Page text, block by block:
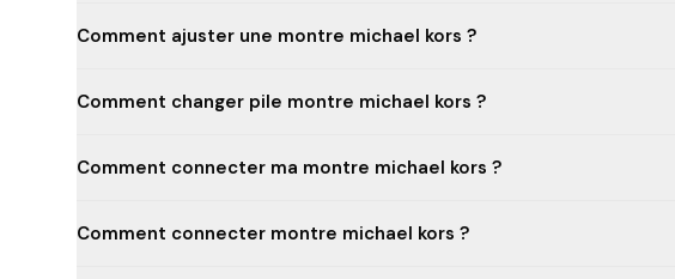
Comment ajuster une montre michael kors ?
Comment changer pile montre michael kors ?
Comment connecter ma montre michael kors ?
Comment connecter montre michael kors ?